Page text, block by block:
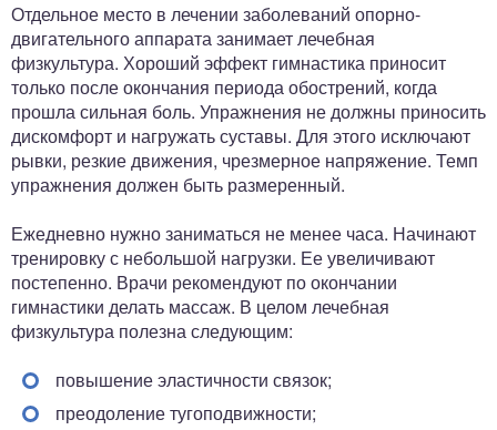
Отдельное место в лечении заболеваний опорно-
двигательного аппарата занимает лечебная
физкультура. Хороший эффект гимнастика приносит
только после окончания периода обострений, когда
прошла сильная боль. Упражнения не должны приносить
дискомфорт и нагружать суставы. Для этого исключают
рывки, резкие движения, чрезмерное напряжение. Темп
упражнения должен быть размеренный.
Ежедневно нужно заниматься не менее часа. Начинают
тренировку с небольшой нагрузки. Ее увеличивают
постепенно. Врачи рекомендуют по окончании
гимнастики делать массаж. В целом лечебная
физкультура полезна следующим:
повышение эластичности связок;
преодоление тугоподвижности;